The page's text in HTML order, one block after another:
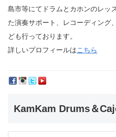
島市等にて ドラムとカホンのレッ
た演奏サポート、レコーディング
ども行っております。
詳しいプロフィールはこちら
KamKam Drums＆